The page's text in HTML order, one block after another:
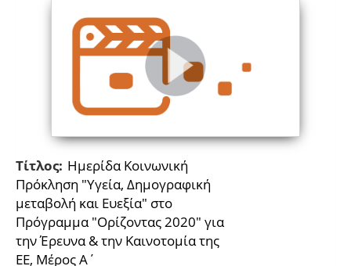
Τίτλος: Ημερίδα Κοινωνική
Πρόκληση "Υγεία, Δημογραφική
μεταβολή και Ευεξία" στο
Πρόγραμμα "Oρίζοντας 2020" για
την Έρευνα & την Καινοτομία της
ΕΕ, Μέρος Α΄